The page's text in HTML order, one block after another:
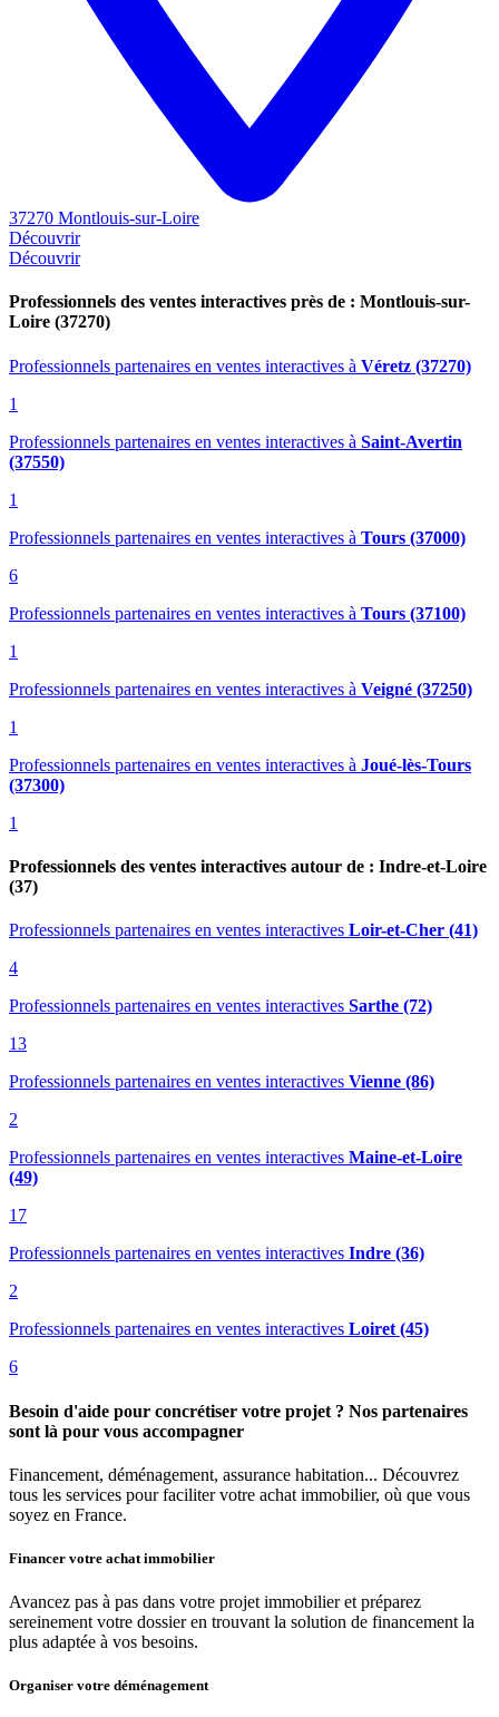
37270 Montlouis-sur-Loire
Découvrir
Découvrir
Professionnels des ventes interactives près de : Montlouis-sur-
Loire (37270)
Professionnels partenaires en ventes interactives à Véretz (37270)
1
Professionnels partenaires en ventes interactives à Saint-Avertin
(37550)
1
Professionnels partenaires en ventes interactives à Tours (37000)
6
Professionnels partenaires en ventes interactives à Tours (37100)
1
Professionnels partenaires en ventes interactives à Veigné (37250)
1
Professionnels partenaires en ventes interactives à Joué-lès-Tours
(37300)
1
Professionnels des ventes interactives autour de : Indre-et-Loire
(37)
Professionnels partenaires en ventes interactives Loir-et-Cher (41)
4
Professionnels partenaires en ventes interactives Sarthe (72)
13
Professionnels partenaires en ventes interactives Vienne (86)
2
Professionnels partenaires en ventes interactives Maine-et-Loire
(49)
17
Professionnels partenaires en ventes interactives Indre (36)
2
Professionnels partenaires en ventes interactives Loiret (45)
6
Besoin d'aide pour concrétiser votre projet ? Nos partenaires
sont là pour vous accompagner
Financement, déménagement, assurance habitation... Découvrez
tous les services pour faciliter votre achat immobilier, où que vous
soyez en France.
Financer votre achat immobilier
Avancez pas à pas dans votre projet immobilier et préparez
sereinement votre dossier en trouvant la solution de financement la
plus adaptée à vos besoins.
Organiser votre déménagement